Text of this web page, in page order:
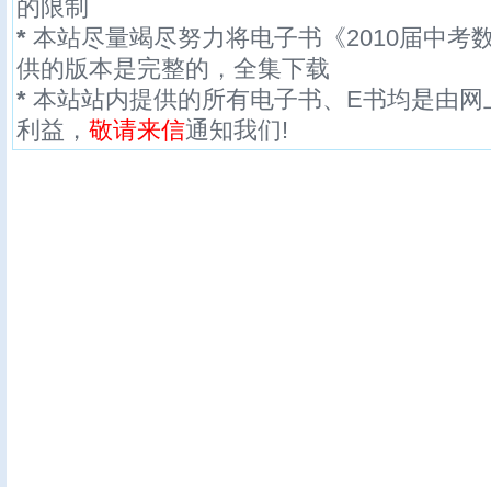
的限制
* 本站尽量竭尽努力将电子书《2010届中考
供的版本是完整的，全集下载
* 本站站内提供的所有电子书、E书均是由
利益， 敬请来信通知我们!